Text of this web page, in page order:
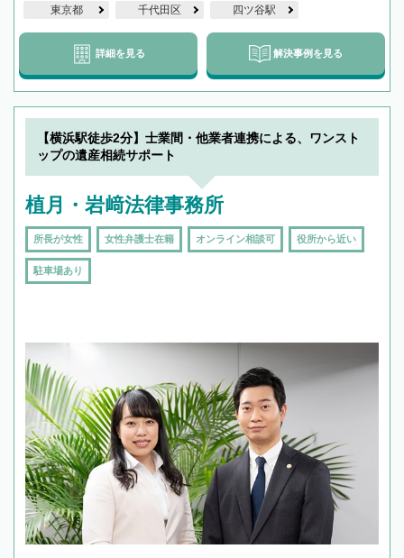
東京都 千代田区 四ツ谷駅
詳細を見る 解決事例を見る
【横浜駅徒歩2分】士業間・他業者連携による、ワンスト
ップの遺産相続サポート
植月・岩﨑法律事務所
所長が女性 女性弁護士在籍 オンライン相談可 役所から近い
駐車場あり